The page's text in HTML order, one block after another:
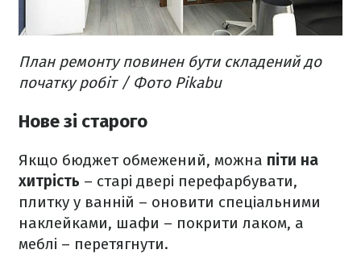
План ремонту повинен бути складений до
початку робіт​ / Фото Pikabu
Нове зі старого
Якщо бюджет обмежений, можна піти на
хитрість – старі двері перефарбувати,
плитку у ванній – оновити спеціальними
наклейками, шафи – покрити лаком, а
меблі – перетягнути.